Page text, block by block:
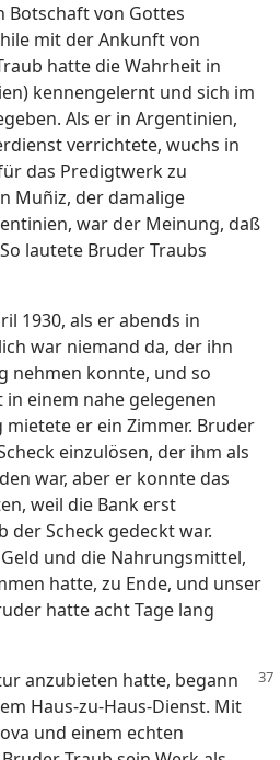
Botschaft von Gottes
mit der Ankunft von
hatte die Wahrheit in
kennengelernt und sich im
Als er in Argentinien,
verrichtete, wuchs in
das Predigtwerk zu
Muñiz, der damalige
war der Meinung, daß
lautete Bruder Traubs
1930, als er abends in
war niemand da, der ihn
nehmen konnte, und so
einem nahe gelegenen
mietete er ein Zimmer. Bruder
einzulösen, der ihm als
war, aber er konnte das
weil die Bank erst
Scheck gedeckt war.
und die Nahrungsmittel,
hatte, zu Ende, und unser
hatte acht Tage lang
anzubieten hatte, begann
Haus-zu-Haus-Dienst. Mit
und einem echten